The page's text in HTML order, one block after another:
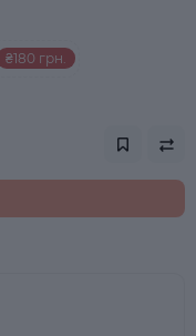
₴180 грн.